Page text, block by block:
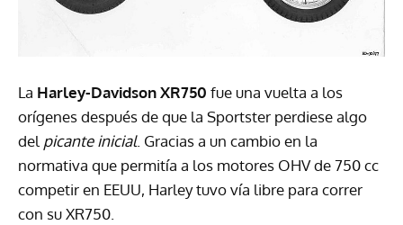
La Harley-Davidson XR750 fue una vuelta a los
orígenes después de que la Sportster perdiese algo
del picante inicial. Gracias a un cambio en la
normativa que permitía a los motores OHVde 750 cc
competir en EEUU, Harley tuvo vía libre para correr
con su XR750.